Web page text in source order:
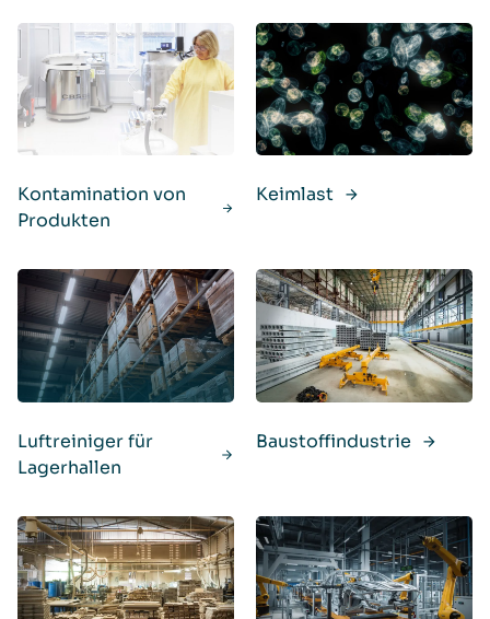
Kontamination von
Produkten
Keimlast
Luftreiniger für
Lagerhallen
Baustoffindustrie